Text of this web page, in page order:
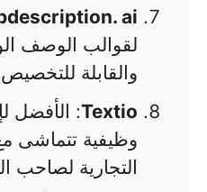
ai
لقوالب الوصف
والقابلة للتخصيص
Textio: الأفضل
وظيفية تتماشى
التجارية لصاحب